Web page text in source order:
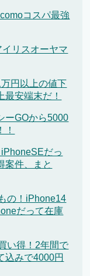
コスパ最強
リスオーヤマ
円以上の値下
安端末だ！
ーGOから5000
だっ
案件、まと
の！iPhone14
だって在庫
い得！2年間で
込みで4000円